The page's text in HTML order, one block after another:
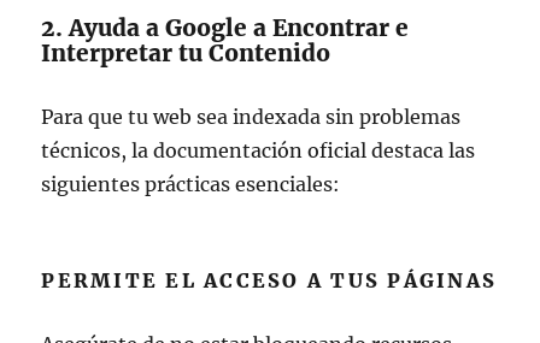
2. Ayuda a Google a Encontrar e
Interpretar tu Contenido
Para que tu web sea indexada sin problemas
técnicos, la documentación oficial destaca las
siguientes prácticas esenciales:
PERMITE EL ACCESO A TUS PÁGINAS